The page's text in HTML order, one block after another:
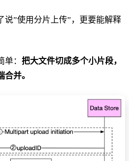
说”使用分片上传”，更要能解释
： 把大文件切成多个小片段，
并。